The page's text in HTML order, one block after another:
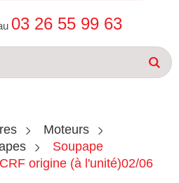
03 26 55 99 63
Moteurs
Soupape
origine (à l'unité)02/06